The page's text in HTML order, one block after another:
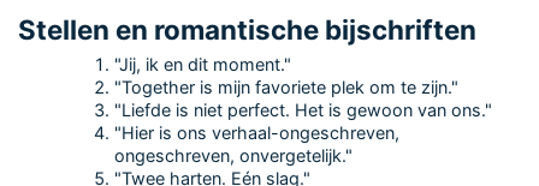
Stellen en romantische bijschriften
"Jij, ik en dit moment."
"Together is mijn favoriete plek om te zijn."
"Liefde is niet perfect. Het is gewoon van ons."
"Hier is ons verhaal-ongeschreven,
ongeschreven, onvergetelijk."
"Twee harten. Eén slag."